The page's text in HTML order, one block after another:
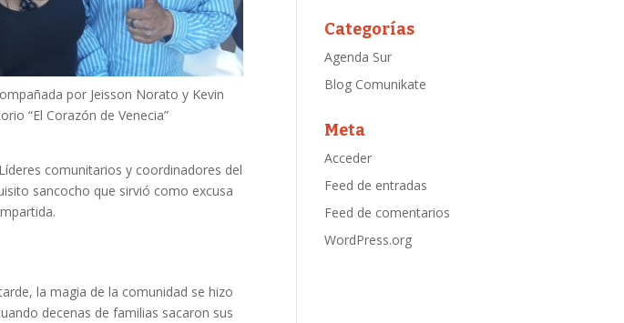
por Jeisson Norato y Kevin
“El Corazón de Venecia”
comunitarios y coordinadores del
sancocho que sirvió como excusa
la magia de la comunidad se hizo
decenas de familias sacaron sus
Categorías
Agenda Sur
Blog Comunikate
Meta
Acceder
Feed de entradas
Feed de comentarios
WordPress.org